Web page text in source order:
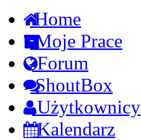
Home
Moje Prace
Forum
ShoutBox
Użytkownicy
Kalendarz